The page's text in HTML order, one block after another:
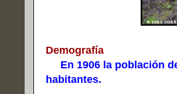
Demografía
En 1906 la población
habitantes.